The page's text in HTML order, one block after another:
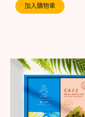
加入購物車